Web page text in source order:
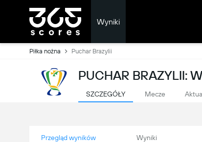
Wyniki
Piłka nożna Puchar Brazylii
PUCHAR BRAZYLII:
SZCZEGÓŁY Mecze
Przegląd wyników Wyniki